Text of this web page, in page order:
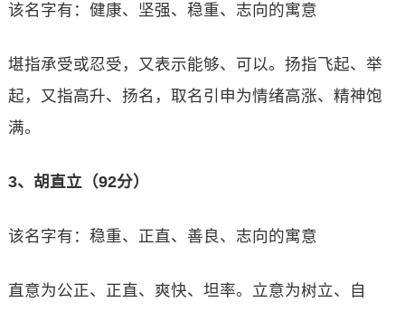
该名字有：健康、坚强、稳重、志向的寓意
堪指承受或忍受，又表示能够、可以。扬指飞起、举
起，又指高升、扬名，取名引申为情绪高涨、精神饱
满。
3、胡直立（92分）
该名字有：稳重、正直、善良、志向的寓意
直意为公正、正直、爽快、坦率。立意为树立、自